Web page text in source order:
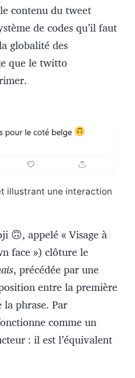
contenu du tweet
de codes qu’il faut
globalité des
que le twitto
illustrant une interaction
🙃, appelé « Visage à
face ») clôture le
, précédée par une
entre la première
phrase. Par
comme un
: il est l’équivalent